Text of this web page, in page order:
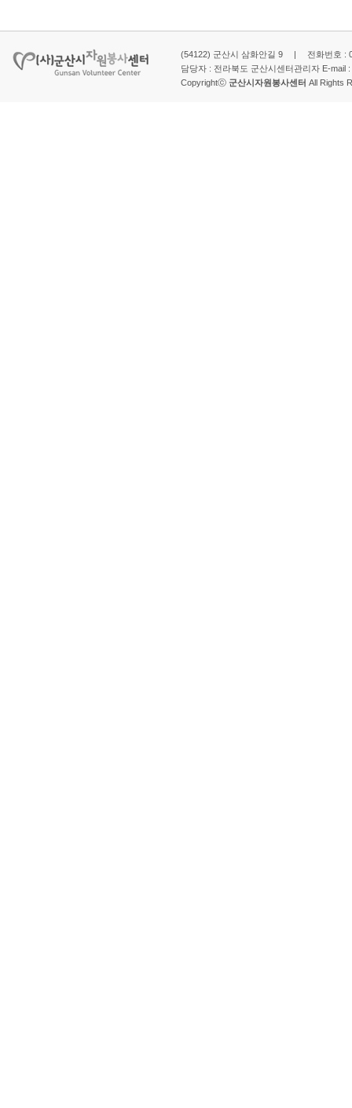
(54122) 군산시 삼화안길 9 | 전화번호 :
담당자 : 전라북도 군산시센터관리자 E-mail :
Copyrightⓒ 군산시자원봉사센터 All Rights